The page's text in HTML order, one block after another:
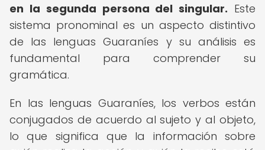
en la segunda persona del singular. Este
sistema pronominal es un aspecto distintivo
de las lenguas Guaraníes y su análisis es
fundamental para comprender su
gramática.
En las lenguas Guaraníes, los verbos están
conjugados de acuerdo al sujeto y al objeto,
lo que significa que la información sobre